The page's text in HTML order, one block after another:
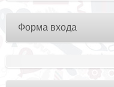
Форма входа